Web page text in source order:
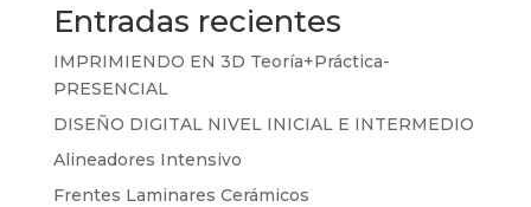
Entradas recientes
IMPRIMIENDO EN 3D Teoría+Práctica-
PRESENCIAL
DISEÑO DIGITAL NIVEL INICIAL E INTERMEDIO
Alineadores Intensivo
Frentes Laminares Cerámicos